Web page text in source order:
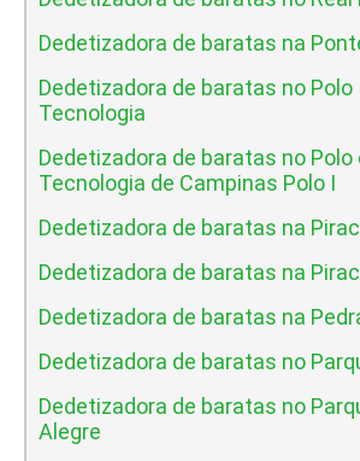
Dedetizadora de baratas na
Dedetizadora de baratas no Polo
Tecnologia
Dedetizadora de baratas no Polo
Tecnologia de Campinas Polo I
Dedetizadora de baratas na
Dedetizadora de baratas na
Dedetizadora de baratas na
Dedetizadora de baratas no
Dedetizadora de baratas no
Alegre